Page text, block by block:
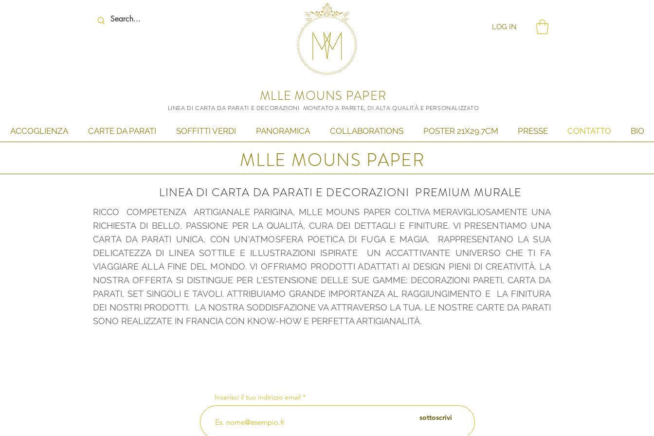
LOG IN
MLLE MOUNS PAPER
LINEA DI CARTA DA PARATI E DECORAZIONI MONTATO A PARETE, DI ALTA QUALITÀ E PERSONALIZZATO
ACCOGLIENZA CARTE DA PARATI SOFFITTI VERDI PANORAMICA COLLABORATIONS POSTER 21X29.7CM PRESSE CONTATTO BIO
MLLE MOUNS PAPER
LINEA DI CARTA DA PARATI E DECORAZIONI PREMIUM MURALE
RICCO COMPETENZA ARTIGIANALE PARIGINA, MLLE MOUNS PAPER COLTIVA MERAVIGLIOSAMENTE UNA
RICHIESTA DI BELLO, PASSIONE PER LA QUALITÀ, CURA DEI DETTAGLI E FINITURE. VI PRESENTIAMO UNA
CARTA DA PARATI UNICA, CON UN'ATMOSFERA POETICA DI FUGA E MAGIA. RAPPRESENTANO LA SUA
DELICATEZZA DI LINEA SOTTILE E ILLUSTRAZIONI ISPIRATE
UN ACCATTIVANTE UNIVERSO CHE TI FA
VIAGGIARE ALLA FINE DEL MONDO. VI OFFRIAMO PRODOTTI ADATTATI AI DESIGN PIENI DI CREATIVITÀ. LA
NOSTRA OFFERTA SI DISTINGUE PER L'ESTENSIONE DELLE SUE GAMME: DECORAZIONI PARETI, CARTA DA
PARATI, SET SINGOLI E TAVOLI. ATTRIBUIAMO GRANDE IMPORTANZA AL RAGGIUNGIMENTO E LA FINITURA
DEI NOSTRI PRODOTTI. LA NOSTRA SODDISFAZIONE VA ATTRAVERSO LA TUA. LE NOSTRE CARTE DA PARATI
SONO REALIZZATE IN FRANCIA CON KNOW-HOW E PERFETTA ARTIGIANALITÀ.
Inserisci il tuo indirizzo email
sottoscrivi